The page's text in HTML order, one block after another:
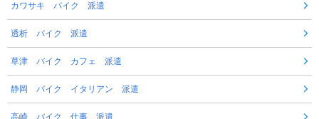
カワサキ バイク 派遣
透析 バイク 派遣
草津 バイク カフェ 派遣
静岡 バイク イタリアン 派遣
高崎 バイク 仕事 派遣